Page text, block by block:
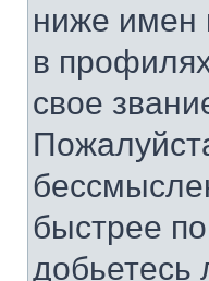
ниже имен
в
свое
быстрее
добьетесь